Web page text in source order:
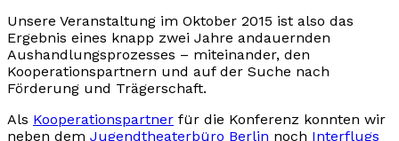
Unsere Veranstaltung im Oktober 2015 ist also das
Ergebnis eines knapp zwei Jahre andauernden
Aushandlungsprozesses – miteinander, den
Kooperationspartnern und auf der Suche nach
Förderung und Trägerschaft.
Als Kooperationspartner für die Konferenz konnten wir
neben dem Jugendtheaterbüro Berlin noch Interflugs